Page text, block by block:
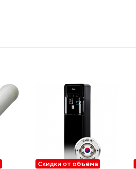
Скидки от объёма